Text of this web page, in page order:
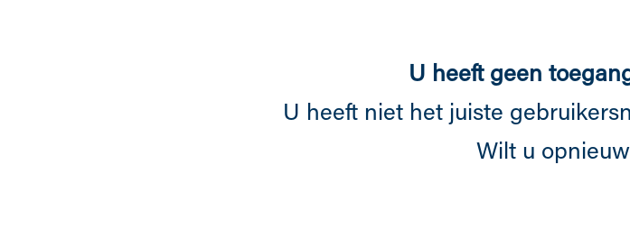
U heeft geen
U heeft niet het juiste
Wilt u opnieuw